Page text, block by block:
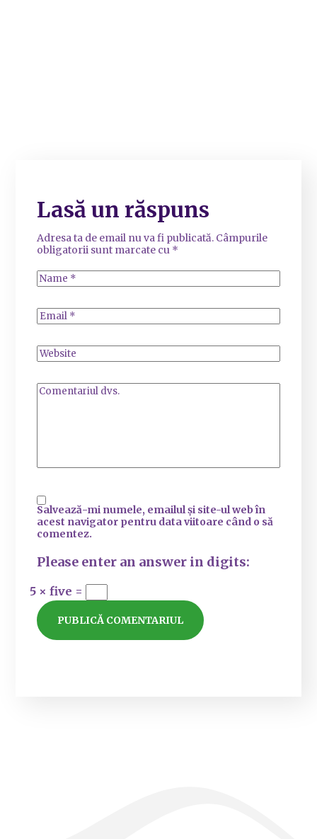
Lasă un răspuns
Adresa ta de email nu va fi publicată. Câmpurile
obligatorii sunt marcate cu *
Salvează-mi numele, emailul și site-ul web în
acest navigator pentru data viitoare când o să
comentez.
Please enter an answer in digits:
5 × five =